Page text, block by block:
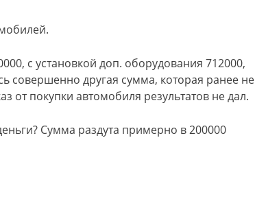
с установкой доп. оборудования 712000,
совершенно другая сумма, которая ранее не
от покупки автомобиля результатов не дал.
Сумма раздута примерно в 200000